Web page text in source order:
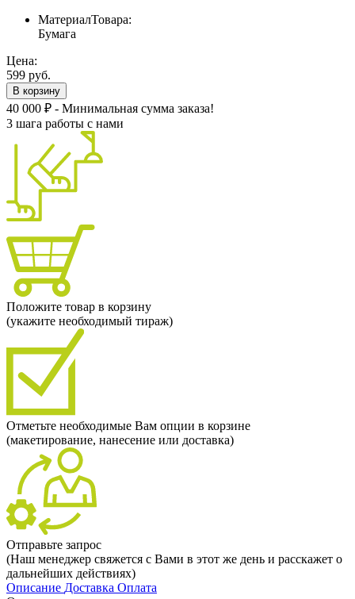
МатериалТовара:
Бумага
Цена:
599 руб.
В корзину
40 000 ₽ - Минимальная сумма заказа!
3 шага работы с нами
Положите товар в корзину
(укажите необходимый тираж)
Отметьте необходимые Вам опции в корзине
(макетирование, нанесение или доставка)
Отправьте запрос
(Наш менеджер свяжется с Вами в этот же день и расскажет о
дальнейших действиях)
Описание Доставка Оплата